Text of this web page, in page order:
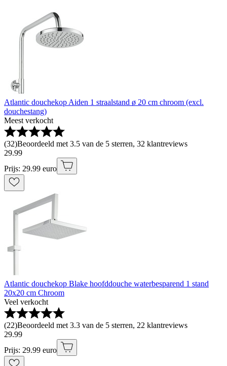
Atlantic douchekop Aiden 1 straalstand ø 20 cm chroom (excl.
douchestang)
Meest verkocht
(32)Beoordeeld met 3.5 van de 5 sterren, 32 klantreviews
29.99
Prijs: 29.99 euro
Atlantic douchekop Blake hoofddouche waterbesparend 1 stand
20x20 cm Chroom
Veel verkocht
(22)Beoordeeld met 3.3 van de 5 sterren, 22 klantreviews
29.99
Prijs: 29.99 euro